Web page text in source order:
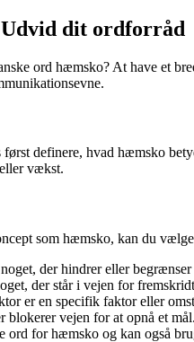
dit ordforråd
ord hæmsko? At have et
definere, hvad hæmsko
vækst.
som hæmsko, kan du
der hindrer eller begrænser
der står i vejen for
er en specifik faktor eller
blokerer vejen for at opnå et mål.
ord for hæmsko og kan også